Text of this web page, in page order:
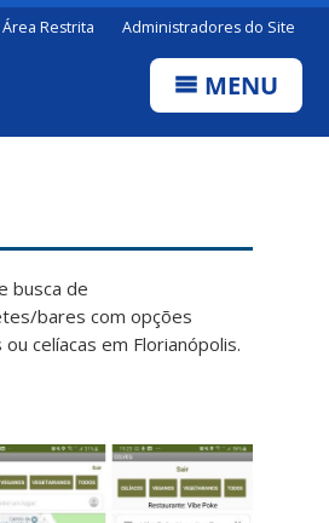
Área Restrita Administradores do Site
MENU
busca de
bares com opções
celíacas em Florianópolis.